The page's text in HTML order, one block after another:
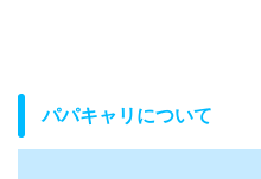
パパキャリについて